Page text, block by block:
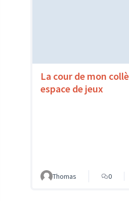
La cour de mon
espace de jeux
Thomas 0